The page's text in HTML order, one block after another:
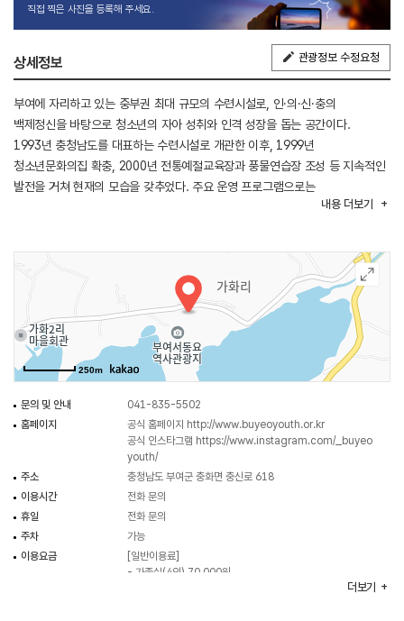
직접 찍은 사진을 등록해 주세요.
상세정보 관광정보 수정요청
부여에 자리하고 있는 중부권 최대 규모의 수련시설로, 인·의·신·충의
백제정신을 바탕으로 청소년의 자아 성취와 인격 성장을 돕는 공간이다.
1993년 충청남도를 대표하는 수련시설로 개관한 이후, 1999년
청소년문화의집 확충, 2000년 전통예절교육장과 풍물연습장 조성 등 지속적인
발전을 거쳐 현재의 모습을 갖추었다. 주요 운영 프로그램으로는
있으며, 도보 10~20분 거리에 부소산성이 위치해 있다. 이처럼
부여청소년수련원은 부여 생활권 중심에 자리해 주변에 다양한 백제 유적과
문화 자원을 두고 있는 것이 특징이다.
내용 더보기
250m
문의 및 안내
041-835-5502
홈페이지
공식 홈페이지 http://www.buyeoyouth.or.kr
공식 인스타그램 https://www.instagram.com/_buyeo
youth/
주소
충청남도 부여군 충화면 충신로 618
이용시간
전화 문의
휴일
전화 문의
주차
가능
이용요금
[일반이용료]
- 가족실(4인) 70,000원
더보기